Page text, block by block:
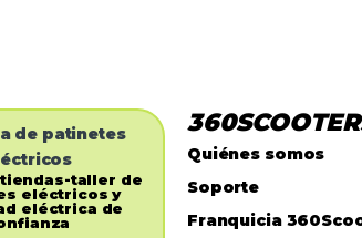
taller de
eléctricos y
eléctrica de
Quiénes somos
Soporte
Franquicia